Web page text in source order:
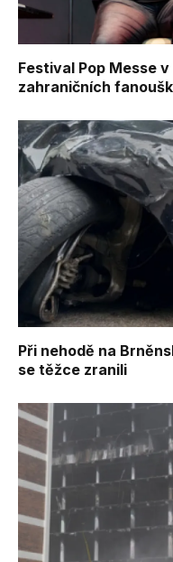
Festival Pop Messe
zahraničních
Při nehodě na
se těžce zranili